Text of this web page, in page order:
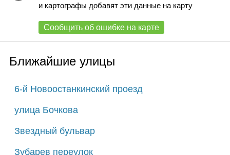
и картографы добавят эти данные на карту
Сообщить об ошибке на карте
Ближайшие улицы
6-й Новоостанкинский проезд
улица Бочкова
Звездный бульвар
Зубарев переулок